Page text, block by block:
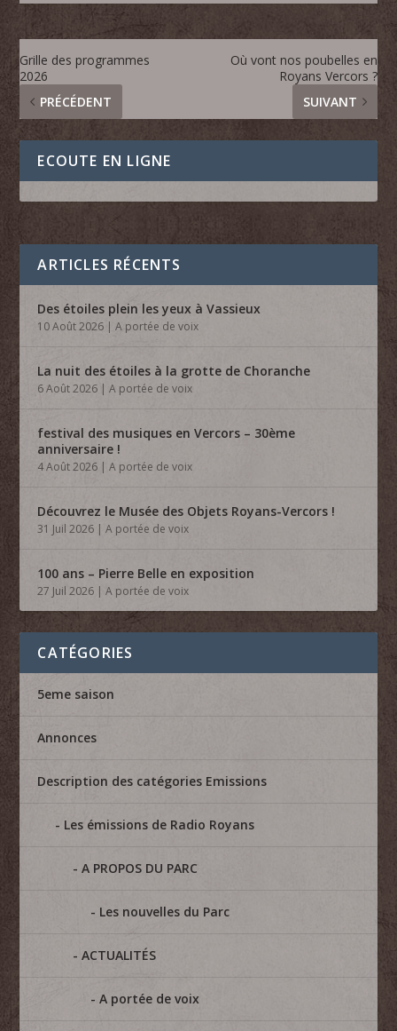
Grille des programmes
2026
PRÉCÉDENT
Où vont nos poubelles en
Royans Vercors ?
SUIVANT
ECOUTE EN LIGNE
ARTICLES RÉCENTS
Des étoiles plein les yeux à Vassieux
10 Août 2026 |A portée de voix
La nuit des étoiles à la grotte de Choranche
6 Août 2026 |A portée de voix
festival des musiques en Vercors – 30ème
anniversaire !
4 Août 2026 |A portée de voix
Découvrez le Musée des Objets Royans-Vercors !
31 Juil 2026 |A portée de voix
100 ans – Pierre Belle en exposition
27 Juil 2026 |A portée de voix
CATÉGORIES
5eme saison
Annonces
Description des catégories Emissions
Les émissions de Radio Royans
A PROPOS DU PARC
Les nouvelles du Parc
ACTUALITÉS
A portée de voix